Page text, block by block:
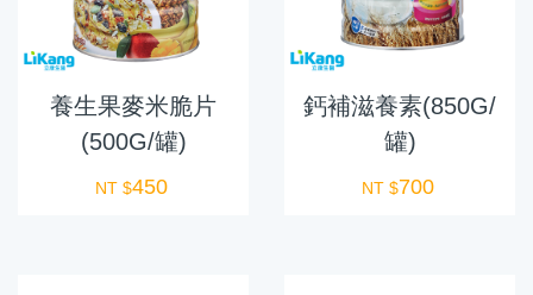
養生果麥米脆片
(500G/罐)
NT $450
鈣補滋養素(850G/
罐)
NT $700